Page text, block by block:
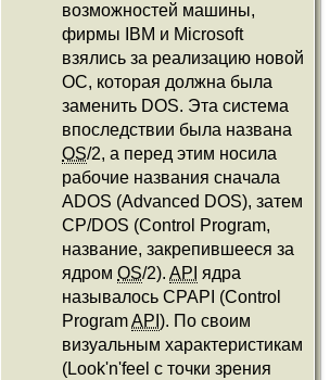
возможностей машины,
фирмы IBM и Microsoft
взялись за реализацию новой
ОС, которая должна была
заменить DOS. Эта система
впоследствии была названа
OS/2, а перед этим носила
рабочие названия сначала
ADOS (Advanced DOS), затем
CP/DOS (Control Program,
название, закрепившееся за
ядром OS/2). API ядра
называлось CPAPI (Control
ProgramAPI ). По своим
визуальным характеристикам
(Look'n'feel с точки зрения